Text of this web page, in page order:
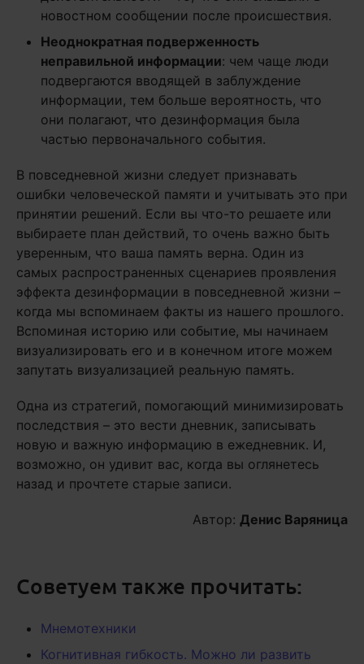
новостном сообщении после происшествия.
Неоднократная подверженность
неправильной информации: чем чаще люди
подвергаются вводящей в заблуждение
информации, тем больше вероятность, что
они полагают, что дезинформация была
частью первоначального события.
В повседневной жизни следует признавать
ошибки человеческой памяти и учитывать это при
принятии решений. Если вы что-то решаете или
выбираете план действий, то очень важно быть
уверенным, что ваша память верна. Один из
самых распространенных сценариев проявления
эффекта дезинформации в повседневной жизни –
когда мы вспоминаем факты из нашего прошлого.
Вспоминая историю или событие, мы начинаем
визуализировать его и в конечном итоге можем
запутать визуализацией реальную память.
Одна из стратегий, помогающий минимизировать
последствия – это вести дневник, записывать
новую и важную информацию в ежедневник. И,
возможно, он удивит вас, когда вы оглянетесь
назад и прочтете старые записи.
Автор: Денис Варяница
Советуем также прочитать:
Мнемотехники
Когнитивная гибкость. Можно ли развить